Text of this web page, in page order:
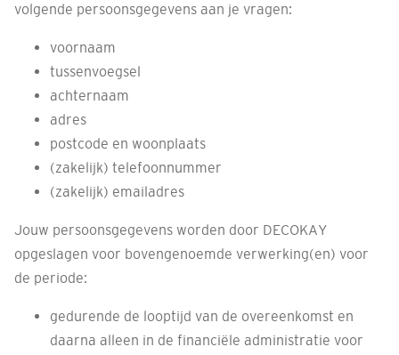
volgende persoonsgegevens aan je vragen:
voornaam
tussenvoegsel
achternaam
adres
postcode en woonplaats
(zakelijk) telefoonnummer
(zakelijk) emailadres
Jouw persoonsgegevens worden door DECOKAY
opgeslagen voor bovengenoemde verwerking(en) voor
de periode:
gedurende de looptijd van de overeenkomst en
daarna alleen in de financiële administratie voor